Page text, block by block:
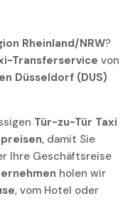
Rheinland/NRW?
Transferservice von
Düsseldorf (DUS)
Tür-zu-Tür Taxi
, damit Sie
Ihre Geschäftsreise
holen wir
, vom Hotel oder